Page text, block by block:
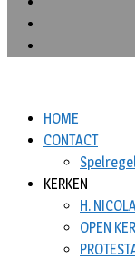
HOME
CONTACT
KERKEN
H.
OPEN